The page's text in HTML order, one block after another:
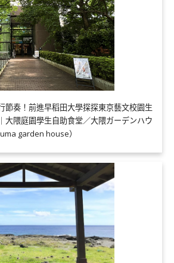
節奏！前進早稻田大學探探東京藝文校園生
大隈庭園學生自助食堂／大隈ガーデンハウ
garden house）